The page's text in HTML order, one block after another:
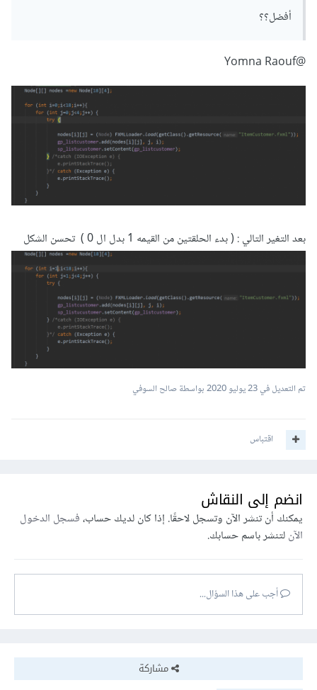
أفضل؟؟
@Yomna Raouf
بعد التغير التالي : ( بدء الحلقتين من القيمه 1 بدل ال 0 ) تحسن الشكل
تم التعديل في23 يوليو 2020 بواسطة صالح السوفي
اقتباس
انضم إلى النقاش
يمكنك أن تنشر الآن وتسجل لاحقًا. إذا كان لديك حساب،فسجل الدخول
الآنلتنشر باسم حسابك.
أجب على هذا السؤال...
مشاركة